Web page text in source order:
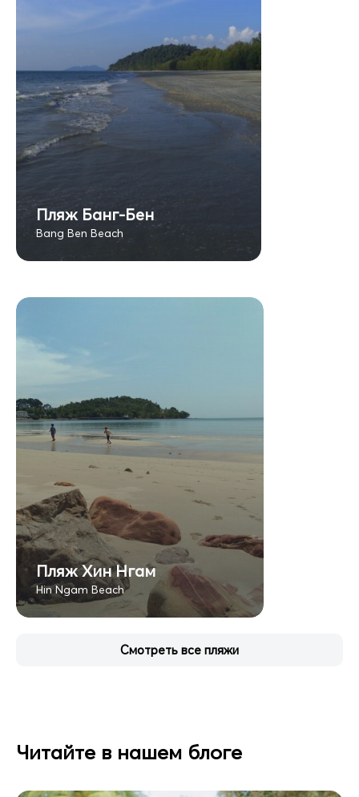
Пляж Банг-Бен
Bang Ben Beach
Пляж Хин Нгам
Hin Ngam Beach
Смотреть все пляжи
Читайте в нашем блоге